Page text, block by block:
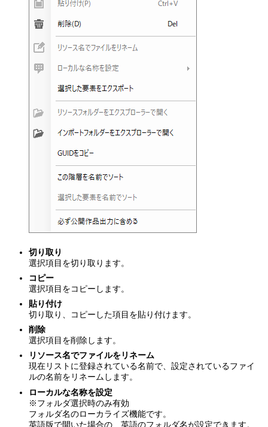
切り取り
選択項目を切り取ります。
コピー
選択項目をコピーします。
貼り付け
切り取り、コピーした項目を貼り付けます。
削除
選択項目を削除します。
リソース名でファイルをリネーム
現在リストに登録されている名前で、設定されているファイ
ルの名前をリネームします。
ローカルな名称を設定
※フォルダ選択時のみ有効
フォルダ名のローカライズ機能です。
英語版で開いた場合の、英語のフォルダ名が設定できます。